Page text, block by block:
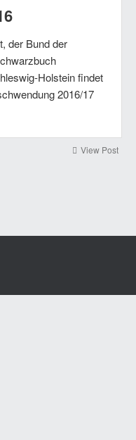
der Bund der
Holstein findet
2016/17
View Post